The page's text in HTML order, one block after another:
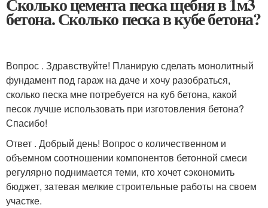
бетона. Сколько песка в кубе бетона?
Вопрос . Здравствуйте! Планирую сделать монолитный
фундамент под гараж на даче и хочу разобраться,
сколько песка мне потребуется на куб бетона, какой
песок лучше использовать при изготовления бетона?
Спасибо!
Ответ . Добрый день! Вопрос о количественном и
объемном соотношении компонентов бетонной смеси
регулярно поднимается теми, кто хочет сэкономить
бюджет, затевая мелкие строительные работы на своем
участке.